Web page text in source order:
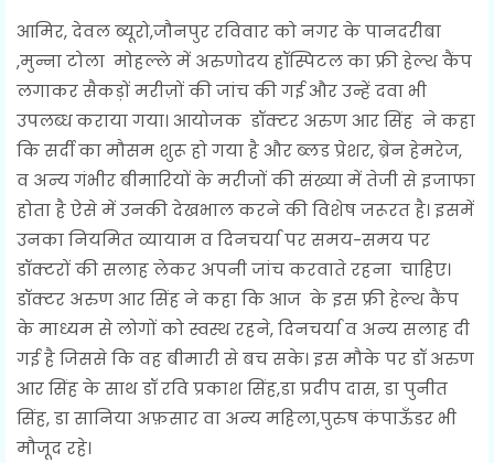
आमिर, देवल ब्यूरो,जौनपुर रविवार को नगर के पानदरीबा
,मुन्ना टोला मोहल्ले में अरुणोदय हॉस्पिटल का फ्री हेल्थ कैंप
लगाकर सैकड़ों मरीज़ों की जांच की गई और उन्हें दवा भी
उपलब्ध कराया गया। आयोजक डॉक्टर अरुण आर सिंह ने कहा
कि सर्दी का मौसम शुरू हो गया है और ब्लड प्रेशर, ब्रेन हेमरेज,
व अन्य गंभीर बीमारियों के मरीजों की संख्या में तेजी से इजाफा
होता है ऐसे में उनकी देखभाल करने की विशेष जरूरत है। इसमें
उनका नियमित व्यायाम व दिनचर्या पर समय-समय पर
डॉक्टरों की सलाह लेकर अपनी जांच करवाते रहना चाहिए।
डॉक्टर अरुण आर सिंह ने कहा कि आज के इस फ्री हेल्थ कैंप
के माध्यम से लोगों को स्वस्थ रहने, दिनचर्या व अन्य सलाह दी
गई है जिससे कि वह बीमारी से बच सके। इस मौके पर डॉ अरुण
आर सिंह के साथ डॉ रवि प्रकाश सिंह,डा प्रदीप दास, डा पुनीत
सिंह, डा सानिया अफ़सार वा अन्य महिला,पुरुष कंपाऊँडर भी
मौजूद रहे।